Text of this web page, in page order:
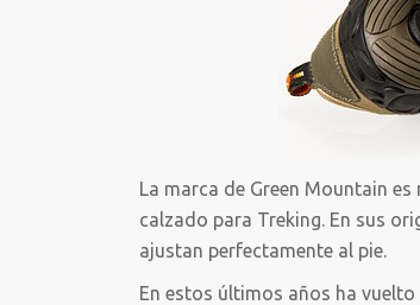
La marca de Green Mountain
calzado para Treking. En sus
ajustan perfectamente al pie.
En estos últimos años ha